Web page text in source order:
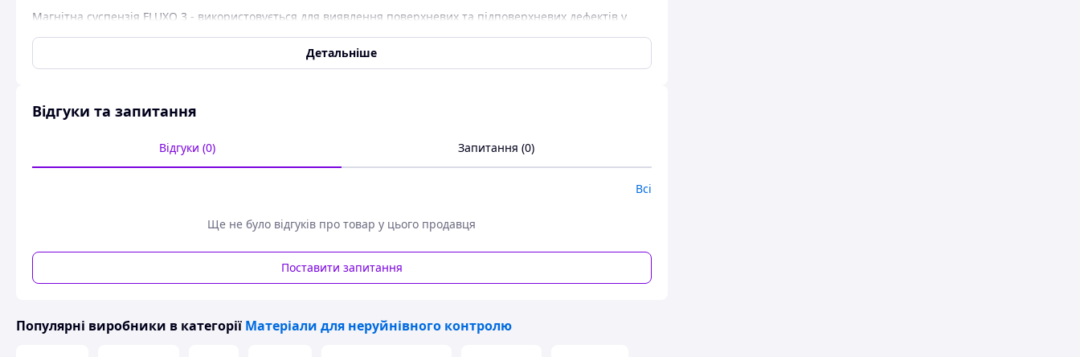
Магнітна суспензія FLUXO 3 - використовується для виявлення поверхневих та підповерхневих дефектів у
шліфувальних тріщин, тріщин втоми тощо. п. використовується разом із намагнічуючим пристроєм на
постійних магнітах чи електромагнітом.
використовувати білу контрастну фарбу FLUXO 3.
Ємність аерозольного балончика 500мл.
Детальніше
Відгуки та запитання
Відгуки (0) Запитання (0)
Всі
Ще не було відгуків про товар у цього продавця
Поставити запитання
Популярні виробники в категорії Матеріали для неруйнівного контролю